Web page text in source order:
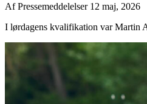
AfPressemeddelelser 12 maj, 2026
I lørdagens kvalifikation var Martin